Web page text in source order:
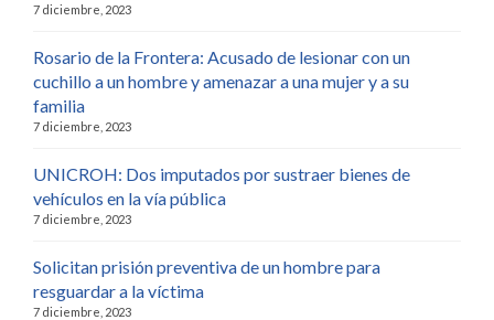
7 diciembre, 2023
Rosario de la Frontera: Acusado de lesionar con un
cuchillo a un hombre y amenazar a una mujer y a su
familia
7 diciembre, 2023
UNICROH: Dos imputados por sustraer bienes de
vehículos en la vía pública
7 diciembre, 2023
Solicitan prisión preventiva de un hombre para
resguardar a la víctima
7 diciembre, 2023